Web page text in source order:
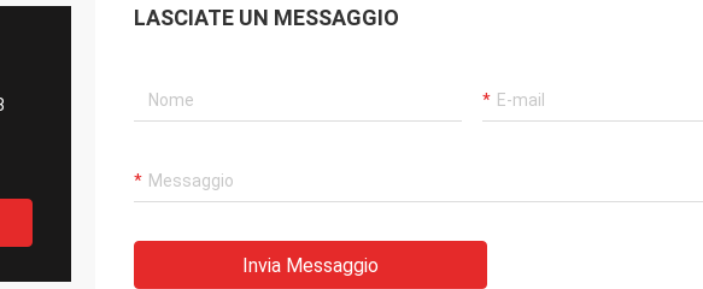
di comunicarnos del poder di EL di
LASCIATE UN MESSAGGIO
Invia Messaggio